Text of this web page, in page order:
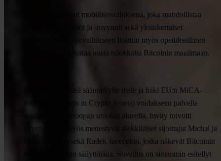
Invity on toiminut mobiilisovelluksena, joka mahdollistaa
helpot Bitcoin-ostot ja -myynnit sekä yksinkertaiset
säästöstrategiat. Sovellukseen lisättiin myös opetuksellinen
Academy, joka auttaa uusia tulokkaita Bitcoinin maailmaan.
Invity päätti lähteä säännellylle tielle ja haki EU:n MiCA-
lisenssiä (Markets in Crypto Assets) voidakseen palvella
asiakkaitaan Euroopan unionin alueella. Invity toivotti
tervetulleeksi myös menestyvät tšekkiläiset sijoittajat Michal ja
Pavla Nýdrlen sekä Radek Janečekin, jotka näkevät Bitcoinin
modernina arvon säilyttäjänä. Sovellus on sittemmin esitellyt